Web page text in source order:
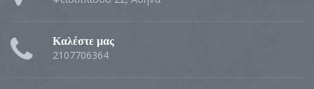
Καλέστε μας
2107706364